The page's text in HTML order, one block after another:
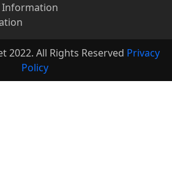
Information
2022. All Rights Reserved Privacy
Policy